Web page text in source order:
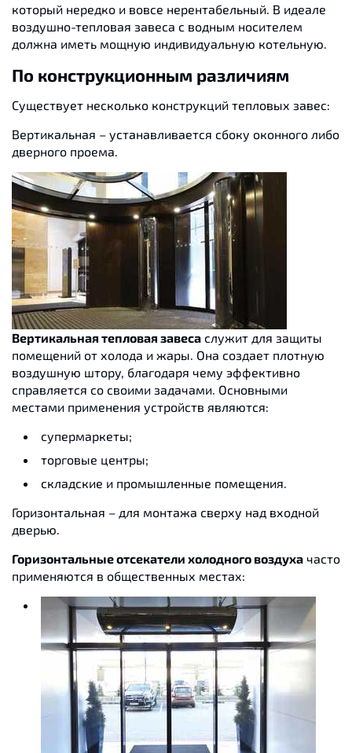
который нередко и вовсе нерентабельный. В идеале
воздушно-тепловая завеса с водным носителем
должна иметь мощную индивидуальную котельную.
По конструкционным различиям
Существует несколько конструкций тепловых завес:
Вертикальная – устанавливается сбоку оконного либо
дверного проема.
Вертикальная тепловая завеса служит для защиты
помещений от холода и жары. Она создает плотную
воздушную штору, благодаря чему эффективно
справляется со своими задачами. Основными
местами применения устройств являются:
супермаркеты;
торговые центры;
складские и промышленные помещения.
Горизонтальная – для монтажа сверху над входной
дверью.
Горизонтальные отсекатели холодного воздуха часто
применяются в общественных местах: